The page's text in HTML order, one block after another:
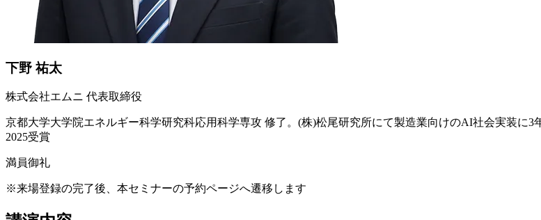
下野 祐太
株式会社エムニ 代表取締役
京都大学大学院エネルギー科学研究科応用科学専攻 修了。(株)松尾研究所にて製造業向けのAI社会実装に3
2025受賞
満員御礼
※来場登録の完了後、本セミナーの予約ページへ遷移します